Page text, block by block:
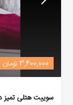
3,400,000 تومان
سوییت هتلی تمیز